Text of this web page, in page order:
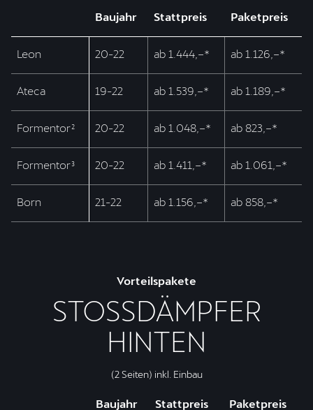
Baujahr Stattpreis Paketpreis
Leon 20-22 ab 1.444,–* ab 1.126,–*
Ateca 19-22 ab 1.539,–* ab 1.189,–*
Formentor² 20-22 ab 1.048,–* ab 823,–*
Formentor³ 20-22 ab 1.411,–* ab 1.061,–*
Born 21-22 ab 1.156,–* ab 858,–*
Vorteilspakete
STOSSDÄMPFER
HINTEN
(2 Seiten) inkl. Einbau
Baujahr Stattpreis Paketpreis